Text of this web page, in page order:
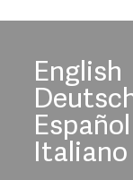
English
Español
Italiano